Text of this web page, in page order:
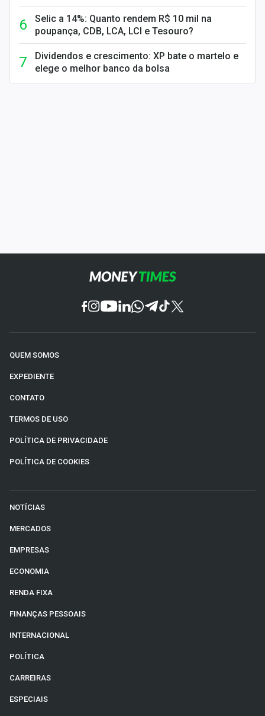
Selic a 14%: Quanto rendem R$ 10 mil na
poupança, CDB, LCA, LCI e Tesouro?
Dividendos e crescimento: XP bate o martelo e
elege o melhor banco da bolsa
QUEM SOMOS
EXPEDIENTE
CONTATO
TERMOS DE USO
POLÍTICA DE PRIVACIDADE
POLÍTICA DE COOKIES
NOTÍCIAS
MERCADOS
EMPRESAS
ECONOMIA
RENDA FIXA
FINANÇAS PESSOAIS
INTERNACIONAL
POLÍTICA
CARREIRAS
ESPECIAIS